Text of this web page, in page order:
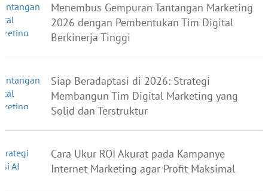
Menembus Gempuran Tantangan Marketing
2026 dengan Pembentukan Tim Digital
Berkinerja Tinggi
Siap Beradaptasi di 2026: Strategi
Membangun Tim Digital Marketing yang
Solid dan Terstruktur
Cara Ukur ROI Akurat pada Kampanye
Internet Marketing agar Profit Maksimal